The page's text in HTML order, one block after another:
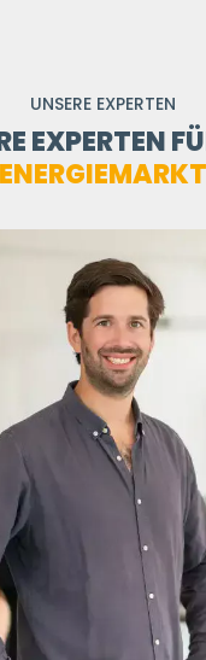
UNSERE EXPERTEN
EXPERTEN
ENERGIEMARKT